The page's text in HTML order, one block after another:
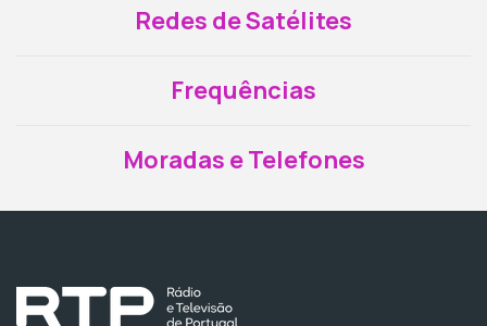
Redes de Satélites
Frequências
Moradas e Telefones